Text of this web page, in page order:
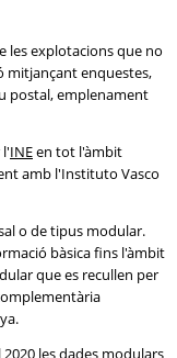
les explotacions que no
mitjançant enquestes,
postal, emplenament
INEen tot l'àmbit
amb l'Instituto Vasco
o de tipus modular.
bàsica fins l'àmbit
que es recullen per
2020 les dades modulars